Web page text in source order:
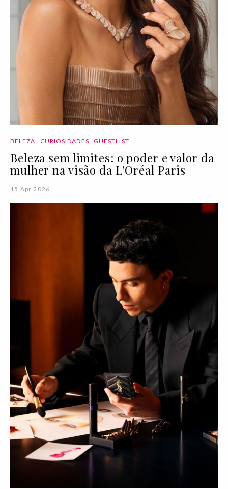
BELEZA CURIOSIDADES GUESTLIST
Beleza sem limites: o poder e valor da
mulher na visão da L'Oréal Paris
15 Apr 2026